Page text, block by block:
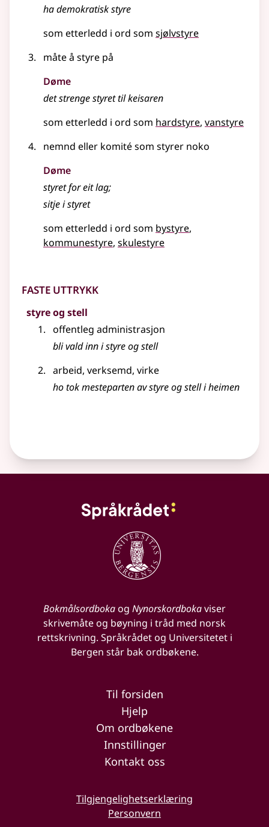
ha demokratisk styre
som etterledd i ord som sjølvstyre
måte å styre på
Døme
det strenge styret til keisaren
som etterledd i ord som hardstyre vanstyre
nemnd eller komité som styrer noko
Døme
styret for eit lag;
sitje i styret
som etterledd i ord som bystyre
kommunestyre skulestyre
Faste uttrykk
styre og stell
offentleg administrasjon
bli vald inn i styre og stell
arbeid, verksemd, virke
ho tok mesteparten av styre og stell i heimen
Bokmålsordbokaog Nynorskordbokaviser
skrivemåte og bøyning i tråd med norsk
rettskrivning. Språkrådet og Universitetet i
Bergen står bak ordbøkene.
Til forsiden
Hjelp
Om ordbøkene
Innstillinger
Kontakt oss
Tilgjengelighetserklæring
Personvern